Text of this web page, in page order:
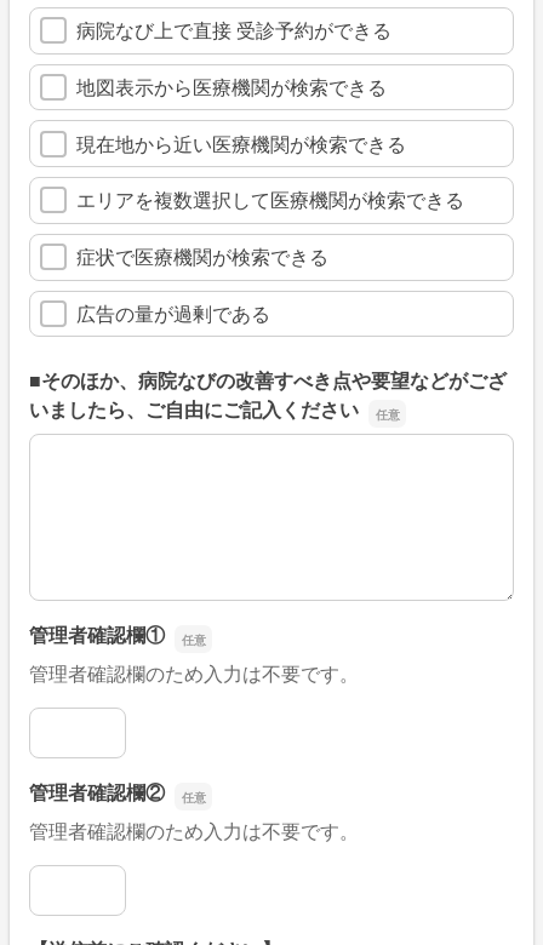
病院なび上で直接 受診予約ができる
地図表示から医療機関が検索できる
現在地から近い医療機関が検索できる
エリアを複数選択して医療機関が検索できる
症状で医療機関が検索できる
広告の量が過剰である
■そのほか、病院なびの改善すべき点や要望などがござ
いましたら、ご自由にご記入ください
■そのほか、病院なびの改善すべき点や要望などがござい
管理者確認欄①
管理者確認欄のため入力は不要です。
管理者確認欄①
管理者確認欄②
管理者確認欄のため入力は不要です。
管理者確認欄②